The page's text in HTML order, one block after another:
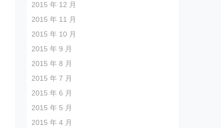
2015 年 12 月
2015 年 11 月
2015 年 10 月
2015 年 9 月
2015 年 8 月
2015 年 7 月
2015 年 6 月
2015 年 5 月
2015 年 4 月